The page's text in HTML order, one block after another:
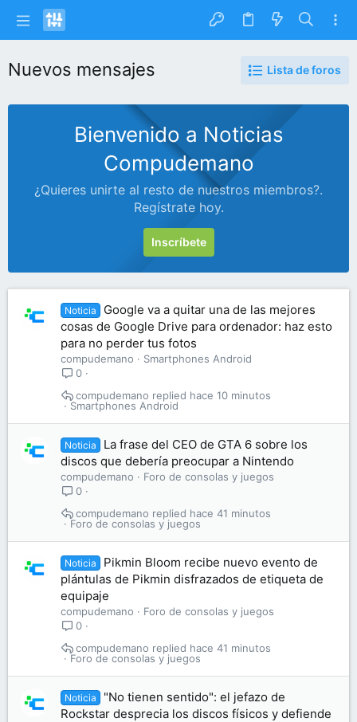
Nuevos mensajes Lista de foros
Bienvenido a Noticias
Compudemano
¿Quieres unirte al resto de nuestros miembros?.
Regístrate hoy.
Inscríbete
Noticia
Google va a quitar una de las mejores
cosas de Google Drive para ordenador: haz esto
para no perder tus fotos
compudemano
Smartphones Android
0
Smartphones Android
hace 10 minutos
compudemano
Noticia
La frase del CEO de GTA 6 sobre los
discos que debería preocupar a Nintendo
compudemano
Foro de consolas y juegos
0
Foro de consolas y juegos
hace 41 minutos
compudemano
Noticia
Pikmin Bloom recibe nuevo evento de
plántulas de Pikmin disfrazados de etiqueta de
equipaje
compudemano
Foro de consolas y juegos
0
Foro de consolas y juegos
hace 41 minutos
compudemano
Noticia
"No tienen sentido": el jefazo de
Rockstar desprecia los discos físicos y defiende